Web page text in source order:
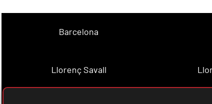
Barcelona
Llorenç Savall